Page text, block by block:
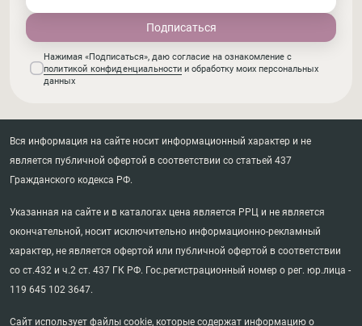
Нажимая «Подписаться», даю согласие на ознакомление с
политикой конфиденциальности и обработку моих персональных
данных
Вся информация на сайте носит информационный характер и не
является публичной офертой в соответствии со статьей 437
Гражданского кодекса РФ.
Указанная на сайте и в каталогах цена является РРЦ и не является
окончательной, носит исключительно информационно-рекламный
характер, не является офертой или публичной офертой в соответствии
со ст.432 и ч.2 ст. 437 ГК РФ. Гос.регистрационный номер о рег. юр.лица -
119 645 102 3647.
Сайт использует файлы cookie, которые содержат информацию о